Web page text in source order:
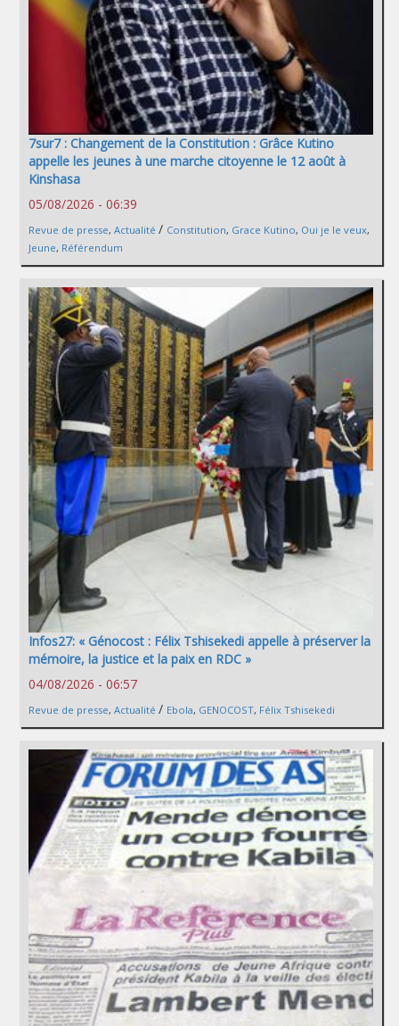
7sur7 : Changement de la Constitution : Grâce Kutino
appelle les jeunes à une marche citoyenne le 12 août à
Kinshasa
05/08/2026 - 06:39
Revue de presse, Actualité / Constitution, Grace Kutino, Oui je le veux,
Jeune, Référendum
Infos27: « Génocost : Félix Tshisekedi appelle à préserver la
mémoire, la justice et la paix en RDC »
04/08/2026 - 06:57
Revue de presse, Actualité / Ebola, GENOCOST, Félix Tshisekedi